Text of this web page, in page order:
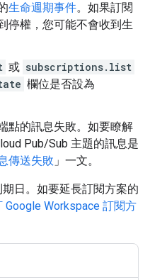
生命週期事件。如果訂閱
停權，您可能不會收到生
或 subscriptions.list
欄位是否設為
點的訊息失敗。如要瞭解
Pub/Sub 主題的訊息是
傳送失敗 」一文。
日。如要延長訂閱方案的
Google Workspace 訂閱方